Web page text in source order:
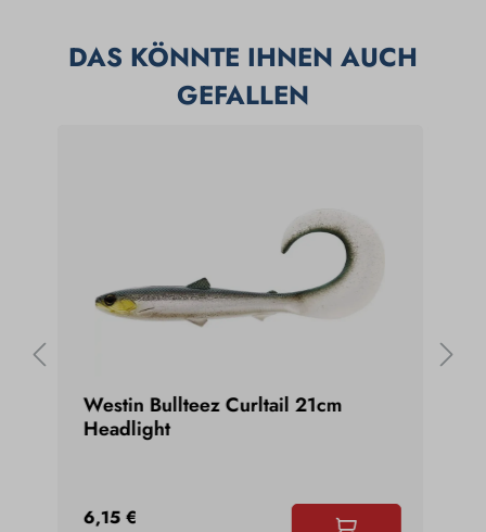
DAS KÖNNTE IHNEN AUCH
GEFALLEN
Westin Bullteez Curltail 21cm
Headlight
6,15 €